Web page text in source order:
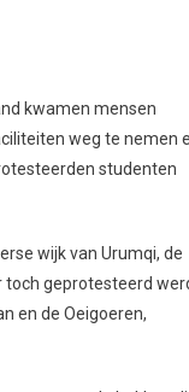
kwamen mensen
weg te nemen
studenten
wijk van Urumqi, de
toch geprotesteerd
en de Oeigoeren,